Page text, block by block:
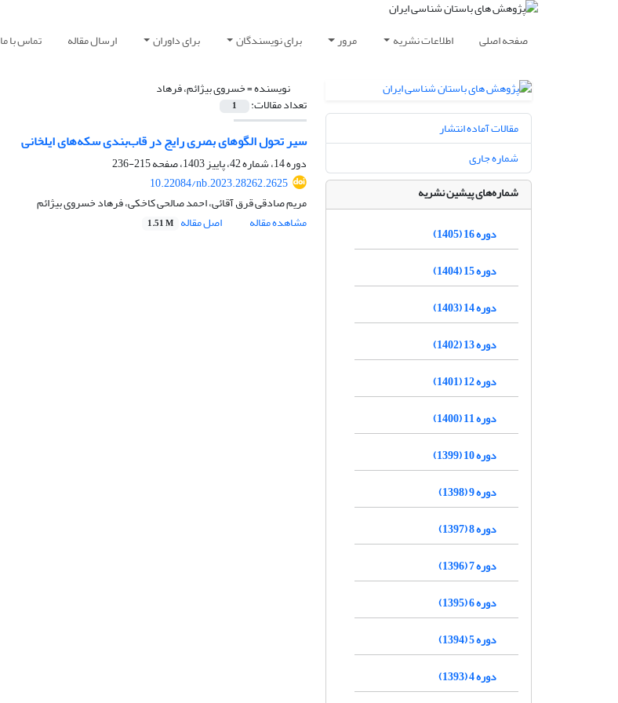
صفحه اصلی اطلاعات نشریه مرور برای نویسندگان برای داوران ارسال مقاله تماس با ما
نویسنده =خسروی بیژائم، فرهاد
تعداد مقالات: 1
سیر تحول الگوهای بصری رایج در قاب‌بندی سکه‌های ایلخانی
دوره 14، شماره 42، پاییز 1403، صفحه
215-236
10.22084/nb.2023.28262.2625
مریم صادقی قرق آقائی، احمد صالحی کاخکی، فرهاد خسروی بیژائم
مشاهده مقاله
اصل مقاله 1.51 M
مقالات آماده انتشار
شماره جاری
شماره‌های پیشین نشریه
دوره 16 (1405)
دوره 15 (1404)
دوره 14 (1403)
دوره 13 (1402)
دوره 12 (1401)
دوره 11 (1400)
دوره 10 (1399)
دوره 9 (1398)
دوره 8 (1397)
دوره 7 (1396)
دوره 6 (1395)
دوره 5 (1394)
دوره 4 (1393)